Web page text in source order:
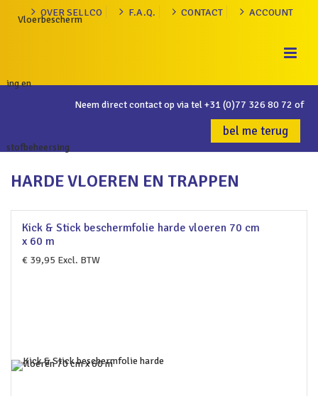
OVER SELLCO F.A.Q. CONTACT ACCOUNT
Neem direct contact op via tel+31 (0)77 326 80 72 of
bel me terug
HARDE VLOEREN EN TRAPPEN
Kick & Stick beschermfolie harde vloeren 70 cm
x 60 m
€ 39,95 Excl. BTW